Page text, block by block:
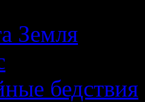
Земля
бедствия